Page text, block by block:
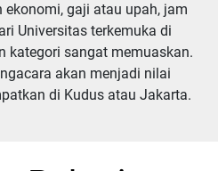
gaji atau upah, jam
Universitas terkemuka di
kategori sangat memuaskan.
akan menjadi nilai
di Kudus atau Jakarta.